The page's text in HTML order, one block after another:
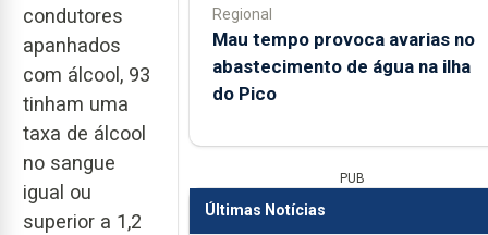
condutores
apanhados
com álcool, 93
tinham uma
taxa de álcool
no sangue
igual ou
superior a 1,2
Regional
Mau tempo provoca avarias no
abastecimento de água na ilha
do Pico
PUB
Últimas Notícias